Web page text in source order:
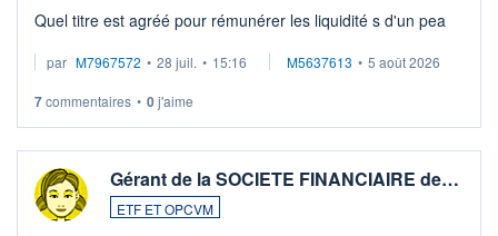
Quel titre est agréé pour rémunérer les liquidité s d'un pea
par M7967572 • 28 juil. • 15:16 M5637613 • 5 août 2026
7commentaires • 0j'aime
Gérant de la SOCIETE FINANCIAIRE de…
ETF ET OPCVM